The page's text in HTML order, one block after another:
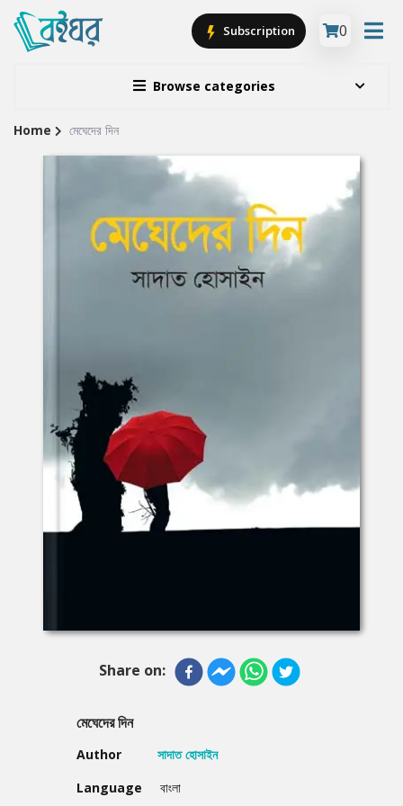
Browse categories
Subscription 0
Site
Home মেঘেদের দিন
Share on:
মেঘেদের দিন
Author
সাদাত হোসাইন
Language
বাংলা